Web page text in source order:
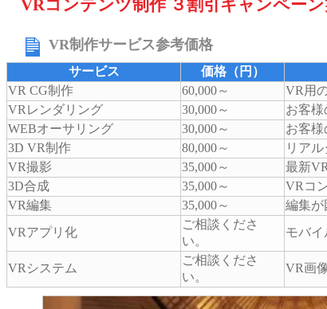
VRコンテンツ制作 ３割引キャンペーン
VR制作サービス参考価格
サービス 価格（円）
VR CG制作
60,000～
VR用
VRレンダリング
30,000～
お客
WEBオーサリング
30,000～
お客様
3D VR制作
80,000～
リア
VR撮影
35,000～
最新
3D合成
35,000～
VRコ
VR編集
35,000～
編集が
VRアプリ化
ご相談くださ
い。
モバイ
VRシステム
ご相談くださ
い。
VR画